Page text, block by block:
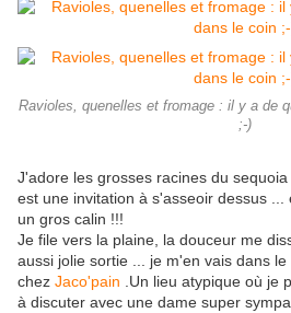
Ravioles, quenelles et fromage : il y a de
;-)
J'adore les grosses racines du
est une invitation à s'asseoir dessus ...
un gros calin !!!
Je file vers la plaine, la douceur me
aussi jolie sortie ... je m'en vais dans
chez Jaco'pain .Un lieu atypique où je
à discuter avec une dame super